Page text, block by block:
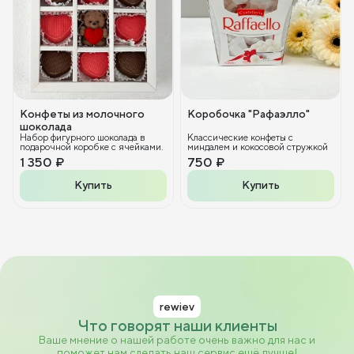
Конфеты из молочного
шоколада
Набор фигурного шоколада в
подарочной коробке с ячейками.
1 350 ₽
Купить
Коробочка "Рафаэлло"
Классические конфеты с
миндалем и кокосовой стружкой
750 ₽
Купить
Что говорят наши клиенты
rewiev
Ваше мнение о нашей работе очень важно для нас и